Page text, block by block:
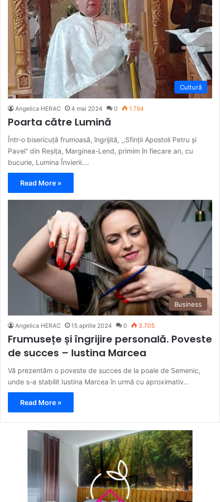
Cultură
Angelica HERAC 4 mai 2024 0 1.794
Poarta către Lumină
Într-o bisericuță frumoasă, îngrijită, ,,Sfinții Apostoli Petru și
Pavel“ din Reșița, Marginea-Lend, primim în fiecare an, cu
bucurie, Lumina Învierii.…
Read More »
Business
Angelica HERAC 15 aprilie 2024 0 3.705
Frumusețe și îngrijire personală. Poveste
de succes – Iustina Marcea
Vă prezentăm o poveste de succes de la poale de Semenic,
unde s-a stabilit Iustina Marcea în urmă cu aproximativ…
Read More »